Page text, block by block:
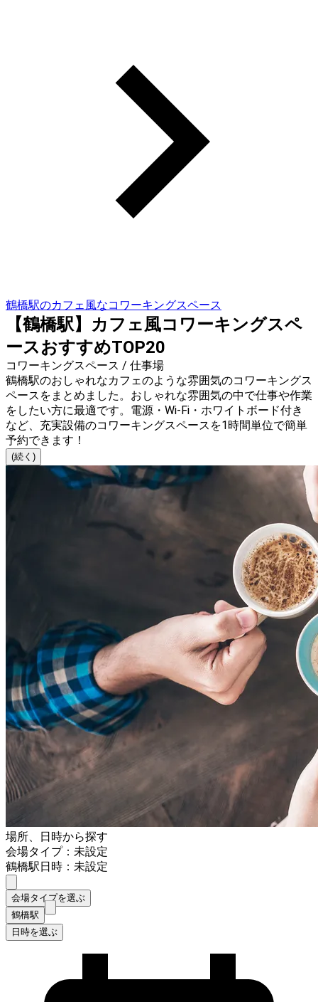
鶴橋駅のカフェ風なコワーキングスペース
【鶴橋駅】カフェ風コワーキングスペ
ースおすすめTOP20
コワーキングスペース / 仕事場
鶴橋駅のおしゃれなカフェのような雰囲気のコワーキングス
ペースをまとめました。おしゃれな雰囲気の中で仕事や作業
をしたい方に最適です。電源・Wi-Fi・ホワイトボード付き
など、充実設備のコワーキングスペースを1時間単位で簡単
予約できます！
(続く)
場所、日時から探す
会場タイプ：未設定
鶴橋駅日時：未設定
会場タイプを選ぶ
鶴橋駅
日時を選ぶ